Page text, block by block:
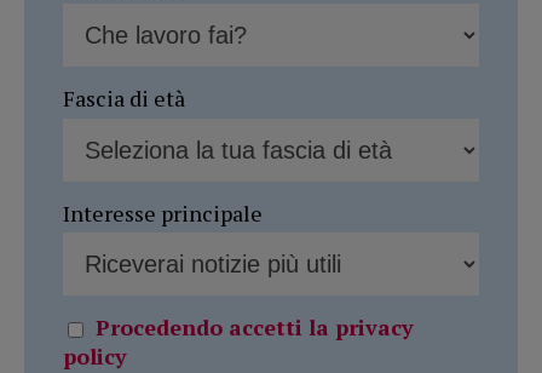
Fascia di età
Interesse principale
Procedendo accetti la privacy
policy